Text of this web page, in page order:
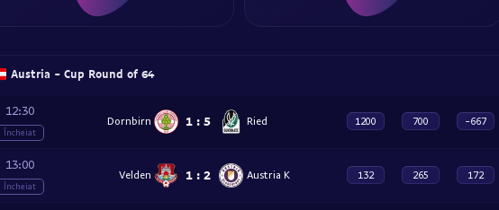
Austria - Cup Round of 64
12:30
Încheiat
Dornbirn 1 : 5 Ried 1200 700 -667
13:00
Încheiat
Velden 1 : 2 Austria K 132 265 172